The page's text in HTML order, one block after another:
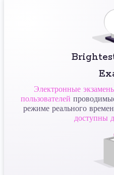
Электронные
пользователей
режиме реального
доступны